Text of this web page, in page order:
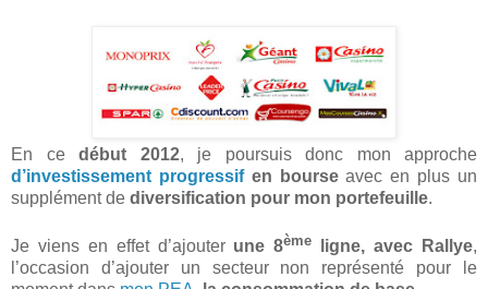
En ce début 2012, je poursuis donc mon approche
d’investissement progressifen bourseavec en plus un
supplément de diversification pour mon portefeuille.
Je viens en effet d’ajouter une 8ème ligne, avec Rallye,
l’occasion d’ajouter un secteur non représenté pour le